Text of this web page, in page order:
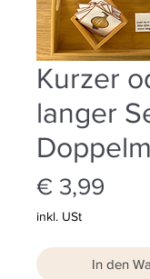
Kurzer
langer
€ 3,99
inkl. USt
In den